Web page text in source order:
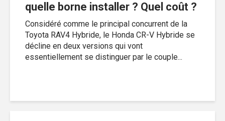
quelle borne installer ? Quel coût ?
Considéré comme le principal concurrent de la
Toyota RAV4 Hybride, le Honda CR-V Hybride se
décline en deux versions qui vont
essentiellement se distinguer par le couple...